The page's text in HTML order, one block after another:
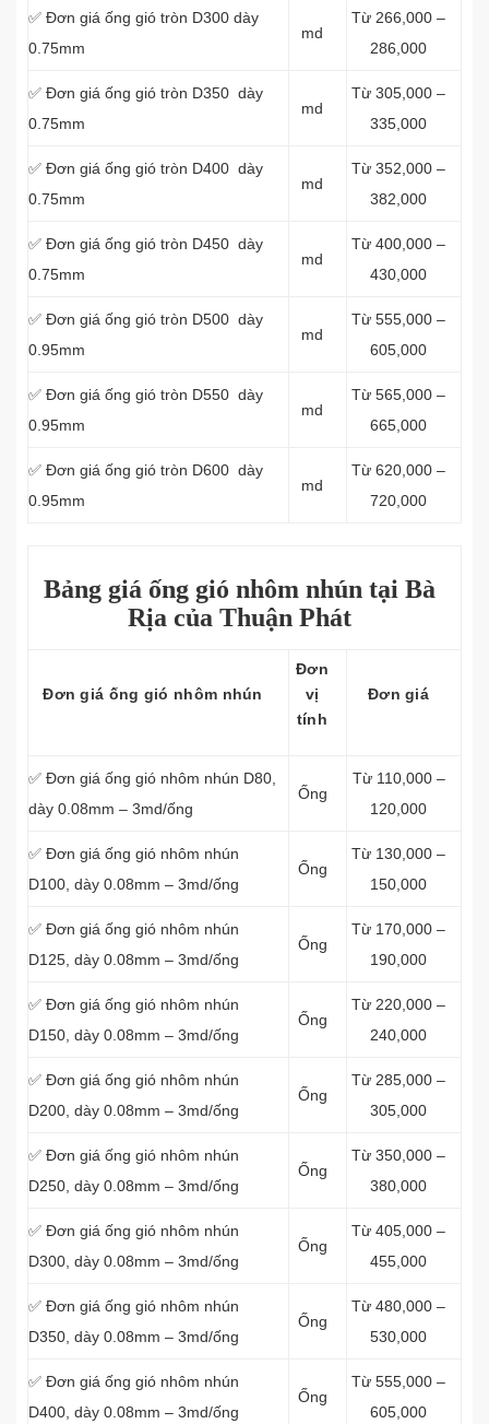
✅ Đơn giá ống gió tròn D300 dày
0.75mm
md
Từ 266,000 –
286,000
✅ Đơn giá ống gió tròn D350 dày
0.75mm
md
Từ 305,000 –
335,000
✅ Đơn giá ống gió tròn D400 dày
0.75mm
md
Từ 352,000 –
382,000
✅ Đơn giá ống gió tròn D450 dày
0.75mm
md
Từ 400,000 –
430,000
✅ Đơn giá ống gió tròn D500 dày
0.95mm
md
Từ 555,000 –
605,000
✅ Đơn giá ống gió tròn D550 dày
0.95mm
md
Từ 565,000 –
665,000
✅ Đơn giá ống gió tròn D600 dày
0.95mm
md
Từ 620,000 –
720,000
Bảng giá ống gió nhôm nhún tại Bà
Rịa của Thuận Phát
Đơn giá ống gió nhôm nhún
Đơn
vị
tính
Đơn giá
✅ Đơn giá ống gió nhôm nhún D80,
dày 0.08mm – 3md/ống
Ống
Từ 110,000 –
120,000
✅ Đơn giá ống gió nhôm nhún
D100, dày 0.08mm – 3md/ống
Ống
Từ 130,000 –
150,000
✅ Đơn giá ống gió nhôm nhún
D125, dày 0.08mm – 3md/ống
Ống
Từ 170,000 –
190,000
✅ Đơn giá ống gió nhôm nhún
D150, dày 0.08mm – 3md/ống
Ống
Từ 220,000 –
240,000
✅ Đơn giá ống gió nhôm nhún
D200, dày 0.08mm – 3md/ống
Ống
Từ 285,000 –
305,000
✅ Đơn giá ống gió nhôm nhún
D250, dày 0.08mm – 3md/ống
Ống
Từ 350,000 –
380,000
✅ Đơn giá ống gió nhôm nhún
D300, dày 0.08mm – 3md/ống
Ống
Từ 405,000 –
455,000
✅ Đơn giá ống gió nhôm nhún
D350, dày 0.08mm – 3md/ống
Ống
Từ 480,000 –
530,000
✅ Đơn giá ống gió nhôm nhún
D400, dày 0.08mm – 3md/ống
Ống
Từ 555,000 –
605,000